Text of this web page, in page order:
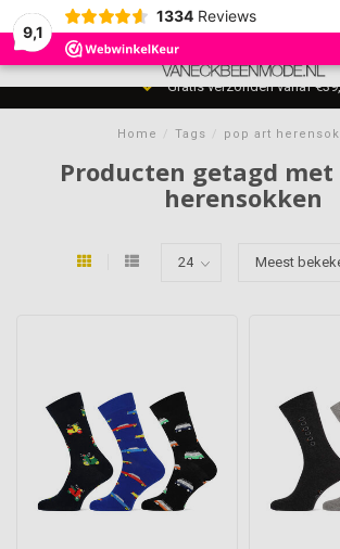
9,1
1334 Reviews
MENU
Gratis verzonden vanaf
Home / Tags / pop art
Producten getagd
herensokken